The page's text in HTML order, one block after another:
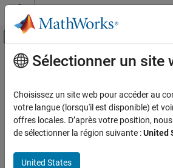
Passer au contenu
Activer/désactiver
Ressource
Contenu principal
Sélectionner un site
Choisissez un site web pour accéder au
votre langue (lorsqu'il est disponible) et
offres locales. D’après votre position,
de sélectionner la région suivante :United
United States